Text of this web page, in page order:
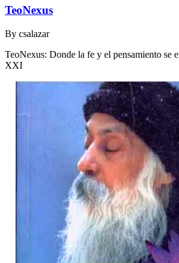
TeoNexus
By csalazar
TeoNexus: Donde la fe y el pensamiento se
XXI